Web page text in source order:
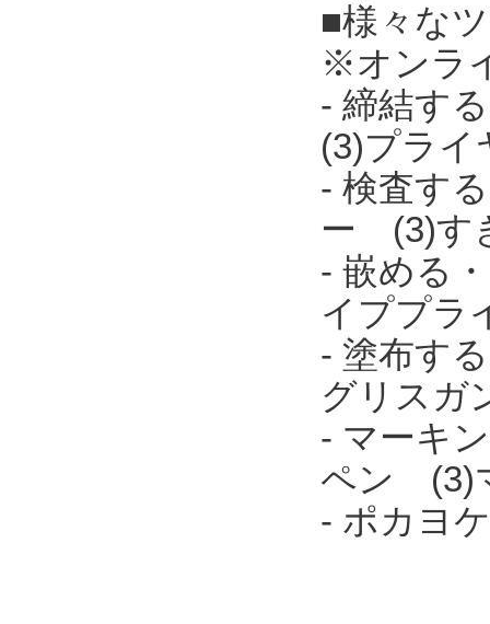
■様々な
※オンラ
- 締結す
(3)プライ
- 検査す
ー (3)す
- 嵌める
イププラ
- 塗布す
グリスガ
- マーキ
ペン (3)
- ポカヨ